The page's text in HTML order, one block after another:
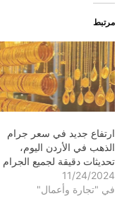
مرتبط
ارتفاع جديد في سعر جرام
الذهب في الأردن اليوم،
تحديثات دقيقة لجميع الجرام
11/24/2024
في "تجارة وأعمال"